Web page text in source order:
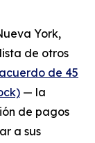
York,
de otros
de 45
— la
de pagos
a sus